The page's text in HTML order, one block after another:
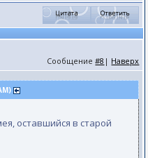
Сообщение#8 | Наверх
оставшийся в старой